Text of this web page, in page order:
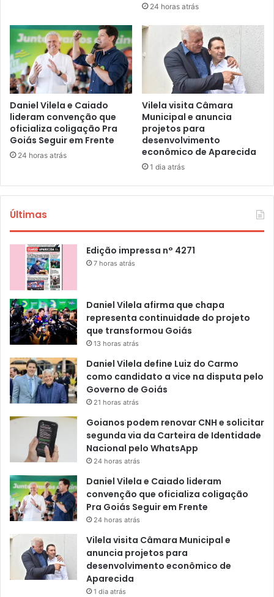
24 horas atrás
Daniel Vilela e Caiado
lideram convenção que
oficializa coligação Pra
Goiás Seguir em Frente
24 horas atrás
Vilela visita Câmara
Municipal e anuncia
projetos para
desenvolvimento
econômico de Aparecida
1 dia atrás
Últimas
Edição impressa n° 4271
7 horas atrás
Daniel Vilela afirma que chapa
representa continuidade do projeto
que transformou Goiás
13 horas atrás
Daniel Vilela define Luiz do Carmo
como candidato a vice na disputa pelo
Governo de Goiás
21 horas atrás
Goianos podem renovar CNH e solicitar
segunda via da Carteira de Identidade
Nacional pelo WhatsApp
24 horas atrás
Daniel Vilela e Caiado lideram
convenção que oficializa coligação
Pra Goiás Seguir em Frente
24 horas atrás
Vilela visita Câmara Municipal e
anuncia projetos para
desenvolvimento econômico de
Aparecida
1 dia atrás